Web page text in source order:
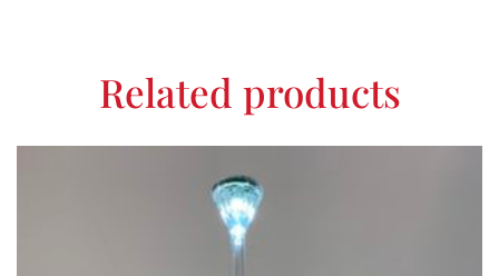
Related products